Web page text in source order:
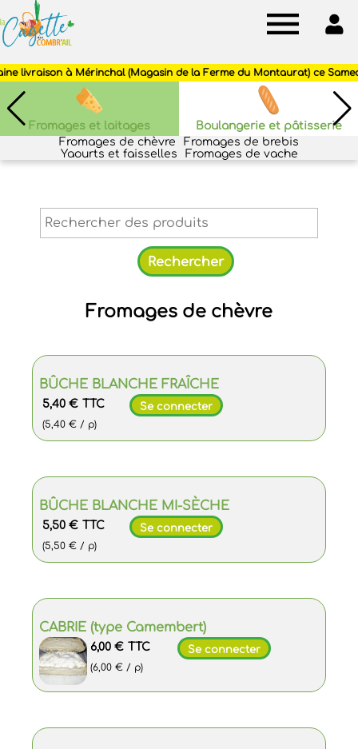
des
Combr'ail
Fromages et laitages
Boulangerie et pâtisserie
Fromages de chèvre
Fromages de brebis
Yaourts et faisselles
Fromages de vache
Fromages de chèvre
BÛCHE BLANCHE FRAÎCHE
5,40 € TTC
(5,40 € / p)
Se connecter
BÛCHE BLANCHE MI-SÈCHE
5,50 € TTC
(5,50 € / p)
Se connecter
CABRIE (type Camembert)
6,00 € TTC
(6,00 € / p)
Se connecter